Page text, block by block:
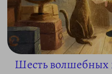
Шесть волшебных